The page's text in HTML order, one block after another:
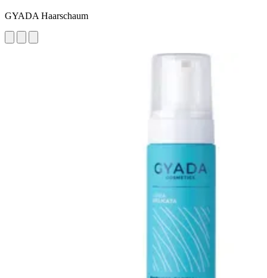
GYADA Haarschaum